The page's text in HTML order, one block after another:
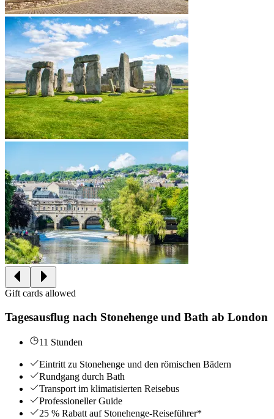
Gift cards allowed
Tagesausflug nach Stonehenge und Bath ab London
11 Stunden
Eintritt zu Stonehenge und den römischen Bädern
Rundgang durch Bath
Transport im klimatisierten Reisebus
Professioneller Guide
25 % Rabatt auf Stonehenge-Reiseführer*